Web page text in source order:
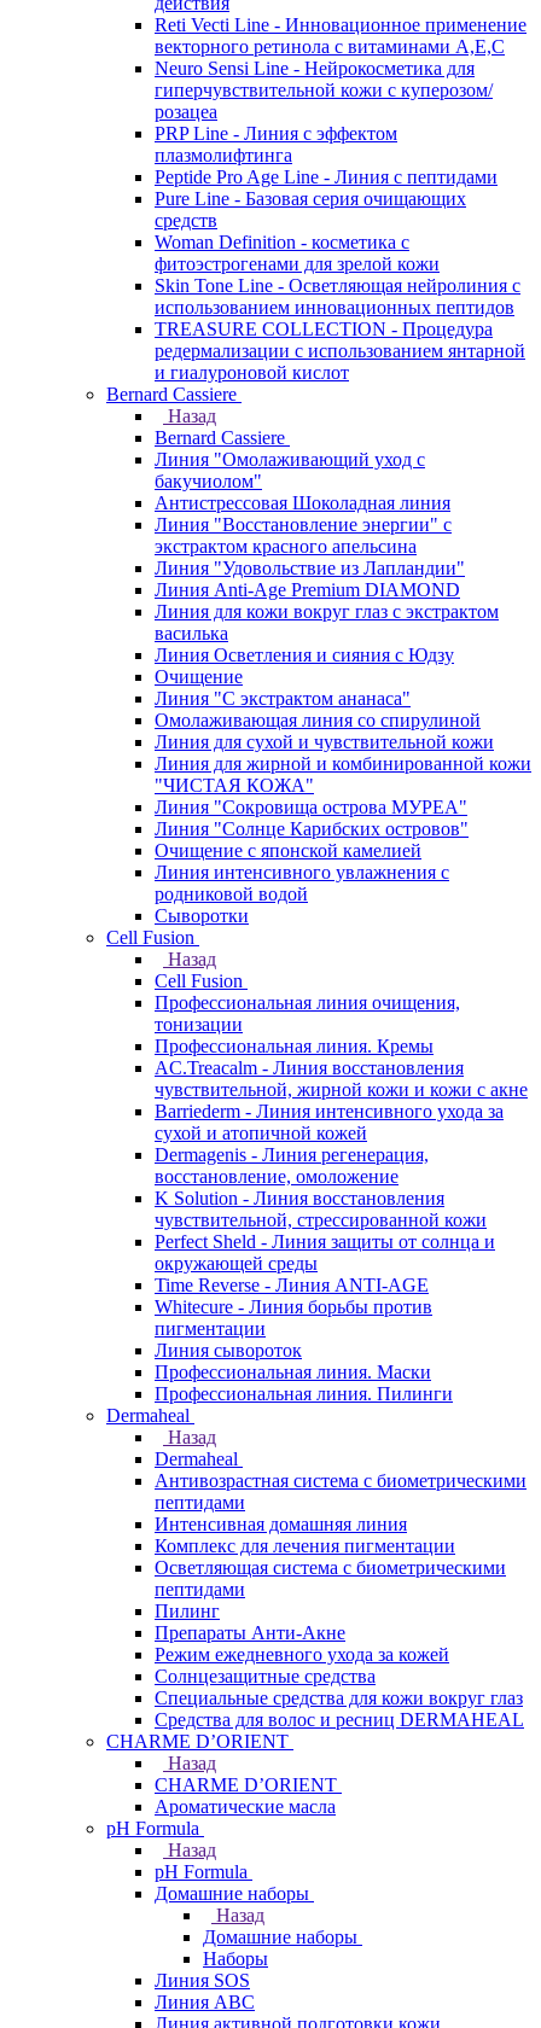
Reti Vecti Line - Инновационное применение
векторного ретинола с витаминами A,Е,С
Neuro Sensi Line - Нейрокосметика для
гиперчувствительной кожи с куперозом/
розацеа
PRP Line - Линия с эффектом
плазмолифтинга
Peptide Pro Age Line - Линия с пептидами
Pure Line - Базовая серия очищающих
средств
Woman Definition - косметика с
фитоэстрогенами для зрелой кожи
Skin Tone Line - Осветляющая нейролиния с
использованием инновационных пептидов
TREASURE COLLECTION - Процедура
редермализации с использованием янтарной
и гиалуроновой кислот
Bernard Cassiere
Назад
Bernard Cassiere
Линия "Омолаживающий уход с
бакучиолом"
Антистрессовая Шоколадная линия
Линия "Восстановление энергии" с
экстрактом красного апельсина
Линия "Удовольствие из Лапландии"
Линия Anti-Age Premium DIAMOND
Линия для кожи вокруг глаз с экстрактом
василька
Линия Осветления и сияния с Юдзу
Очищение
Линия "С экстрактом ананаса"
Омолаживающая линия со спирулиной
Линия для сухой и чувствительной кожи
Линия для жирной и комбинированной кожи
"ЧИСТАЯ КОЖА"
Линия "Сокровища острова МУРЕА"
Линия "Солнце Карибских островов"
Очищение с японской камелией
Линия интенсивного увлажнения с
родниковой водой
Сыворотки
Cell Fusion
Назад
Cell Fusion
Профессиональная линия очищения,
тонизации
Профессиональная линия. Кремы
AC.Treacalm - Линия восстановления
чувствительной, жирной кожи и кожи с акне
Barriederm - Линия интенсивного ухода за
сухой и атопичной кожей
Dermagenis - Линия регенерация,
восстановление, омоложение
K Solution - Линия восстановления
чувствительной, стрессированной кожи
Perfect Sheld - Линия защиты от солнца и
окружающей среды
Time Reverse - Линия ANTI-AGE
Whitecure - Линия борьбы против
пигментации
Линия сывороток
Профессиональная линия. Маски
Профессиональная линия. Пилинги
Dermaheal
Назад
Dermaheal
Антивозрастная система с биометрическими
пептидами
Интенсивная домашняя линия
Комплекс для лечения пигментации
Осветляющая система с биометрическими
пептидами
Пилинг
Препараты Анти-Акне
Режим ежедневного ухода за кожей
Солнцезащитные средства
Специальные средства для кожи вокруг глаз
Средства для волос и ресниц DERMAHEAL
CHARME D’ORIENT
Назад
CHARME D’ORIENT
Ароматические масла
pH Formula
Назад
pH Formula
Домашние наборы
Назад
Домашние наборы
Наборы
Линия SOS
Линия АВС
Линия активной подготовки кожи